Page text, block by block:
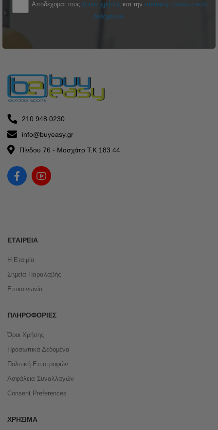
Αποδέχομαι τους όρους χρήσης και την πολιτική προσωπικών
δεδομένων
210 948 0230
info@buyeasy.gr
Πίνδου 76 - Μοσχάτο Τ.Κ 183 44
ΕΤΑΙΡΕΊΑ
Η Εταιρία
Σημεία Παραλαβής
Επικοινωνία
ΠΛΗΡΟΦΟΡΊΕΣ
Όροι Χρήσης
Προσωπικά Δεδομένα
Πολιτική Επιστροφών
Ασφάλεια Συναλλαγών
Consent Preferences
ΧΡΉΣΙΜΑ